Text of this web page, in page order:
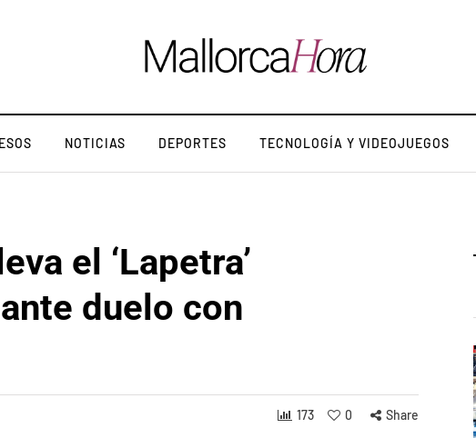
NOTICIAS DEPORTES TECNOLOGÍA Y VIDEOJUEGOS
el ‘Lapetra’
duelo con
173 0 Share